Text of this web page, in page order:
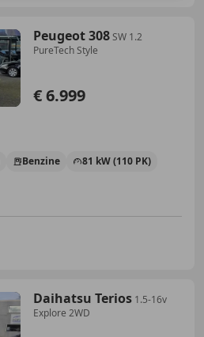
Peugeot 308SW 1.2
PureTech Style
€ 6.999
Benzine 81 kW (110 PK)
Daihatsu Terios 1.5-16v
Explore 2WD